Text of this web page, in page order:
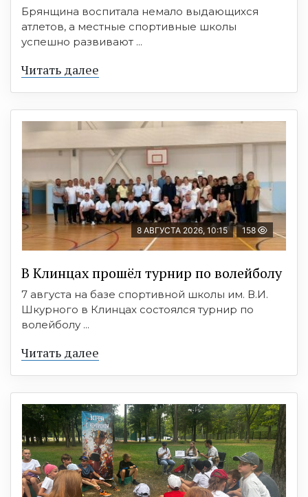
Брянщина воспитала немало выдающихся
атлетов, а местные спортивные школы
успешно развивают ...
Читать далее
8 АВГУСТА 2026, 10:15 158
В Клинцах прошёл турнир по волейболу
7 августа на базе спортивной школы им. В.И.
Шкурного в Клинцах состоялся турнир по
волейболу ...
Читать далее